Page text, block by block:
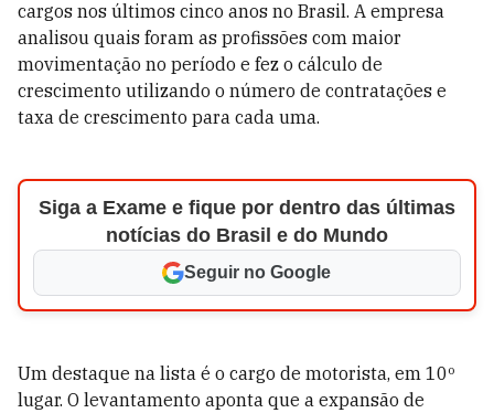
cargos nos últimos cinco anos no Brasil. A empresa
analisou quais foram as profissões com maior
movimentação no período e fez o cálculo de
crescimento utilizando o número de contratações e
taxa de crescimento para cada uma.
Siga a Exame e fique por dentro das últimas
notícias do Brasil e do Mundo
Seguir no Google
Um destaque na lista é o cargo de motorista, em 10º
lugar. O levantamento aponta que a expansão de